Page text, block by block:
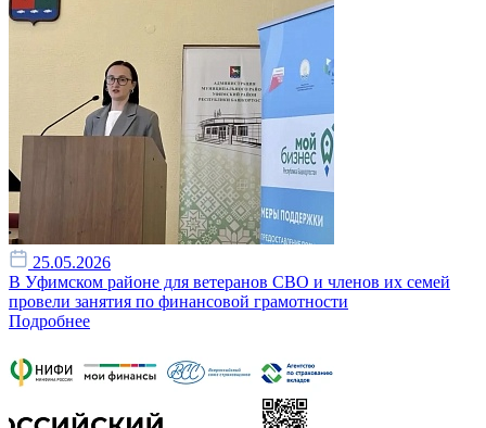
25.05.2026
В Уфимском районе для ветеранов СВО и членов их семей
провели занятия по финансовой грамотности
Подробнее